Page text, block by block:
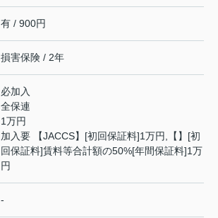
有 / 900円
損害保険 / 2年
必加入
全保連
1万円
加入要 【JACCS】[初回保証料]1万円,【】[初
回保証料]賃料等合計額の50%[年間保証料]1万
円
-